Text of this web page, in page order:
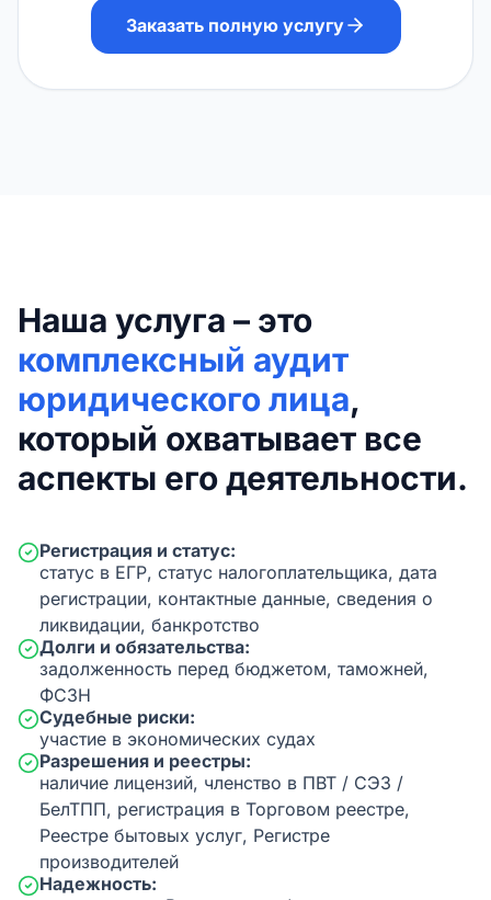
Заказать полную услугу
Наша услуга – это
комплексный аудит
юридического лица,
который охватывает все
аспекты его деятельности.
Регистрация и статус:
статус в ЕГР, статус налогоплательщика, дата
регистрации, контактные данные, сведения о
ликвидации, банкротство
Долги и обязательства:
задолженность перед бюджетом, таможней,
ФСЗН
Судебные риски:
участие в экономических судах
Разрешения и реестры:
наличие лицензий, членство в ПВТ / СЭЗ /
БелТПП, регистрация в Торговом реестре,
Реестре бытовых услуг, Регистре
производителей
Надежность: